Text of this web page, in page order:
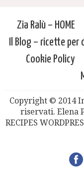
Zia Ralù – HOME
Il Blog – ricette per
Cookie Policy
Copyright © 2014
riservati. Elena
RECIPES